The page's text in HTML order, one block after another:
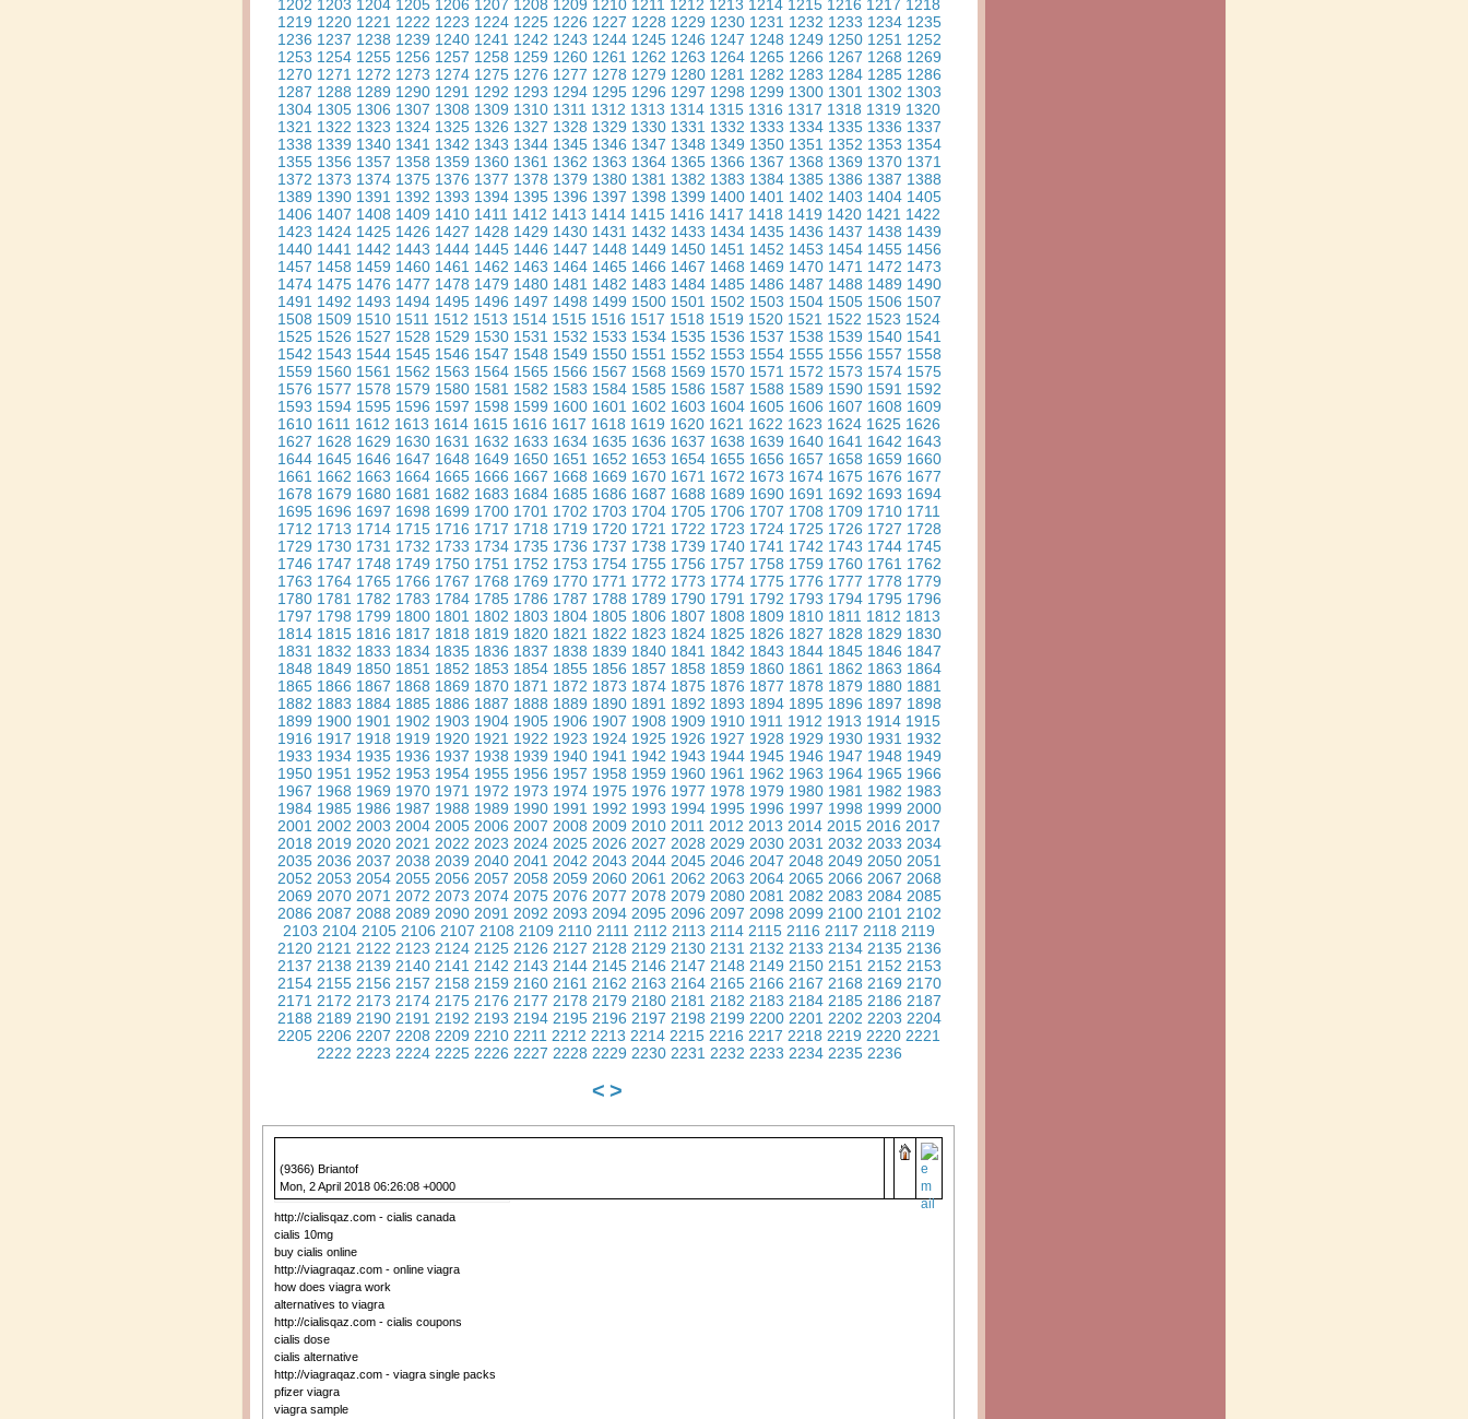
1202 1203 1204 1205 1206 1207 1208 1209 1210 1211 1212 1213 1214 1215 1216 1217 1218
1219 1220 1221 1222 1223 1224 1225 1226 1227 1228 1229 1230 1231 1232 1233 1234 1235
1236 1237 1238 1239 1240 1241 1242 1243 1244 1245 1246 1247 1248 1249 1250 1251 1252
1253 1254 1255 1256 1257 1258 1259 1260 1261 1262 1263 1264 1265 1266 1267 1268 1269
1270 1271 1272 1273 1274 1275 1276 1277 1278 1279 1280 1281 1282 1283 1284 1285 1286
1287 1288 1289 1290 1291 1292 1293 1294 1295 1296 1297 1298 1299 1300 1301 1302 1303
1304 1305 1306 1307 1308 1309 1310 1311 1312 1313 1314 1315 1316 1317 1318 1319 1320
1321 1322 1323 1324 1325 1326 1327 1328 1329 1330 1331 1332 1333 1334 1335 1336 1337
1338 1339 1340 1341 1342 1343 1344 1345 1346 1347 1348 1349 1350 1351 1352 1353 1354
1355 1356 1357 1358 1359 1360 1361 1362 1363 1364 1365 1366 1367 1368 1369 1370 1371
1372 1373 1374 1375 1376 1377 1378 1379 1380 1381 1382 1383 1384 1385 1386 1387 1388
1389 1390 1391 1392 1393 1394 1395 1396 1397 1398 1399 1400 1401 1402 1403 1404 1405
1406 1407 1408 1409 1410 1411 1412 1413 1414 1415 1416 1417 1418 1419 1420 1421 1422
1423 1424 1425 1426 1427 1428 1429 1430 1431 1432 1433 1434 1435 1436 1437 1438 1439
1440 1441 1442 1443 1444 1445 1446 1447 1448 1449 1450 1451 1452 1453 1454 1455 1456
1457 1458 1459 1460 1461 1462 1463 1464 1465 1466 1467 1468 1469 1470 1471 1472 1473
1474 1475 1476 1477 1478 1479 1480 1481 1482 1483 1484 1485 1486 1487 1488 1489 1490
1491 1492 1493 1494 1495 1496 1497 1498 1499 1500 1501 1502 1503 1504 1505 1506 1507
1508 1509 1510 1511 1512 1513 1514 1515 1516 1517 1518 1519 1520 1521 1522 1523 1524
1525 1526 1527 1528 1529 1530 1531 1532 1533 1534 1535 1536 1537 1538 1539 1540 1541
1542 1543 1544 1545 1546 1547 1548 1549 1550 1551 1552 1553 1554 1555 1556 1557 1558
1559 1560 1561 1562 1563 1564 1565 1566 1567 1568 1569 1570 1571 1572 1573 1574 1575
1576 1577 1578 1579 1580 1581 1582 1583 1584 1585 1586 1587 1588 1589 1590 1591 1592
1593 1594 1595 1596 1597 1598 1599 1600 1601 1602 1603 1604 1605 1606 1607 1608 1609
1610 1611 1612 1613 1614 1615 1616 1617 1618 1619 1620 1621 1622 1623 1624 1625 1626
1627 1628 1629 1630 1631 1632 1633 1634 1635 1636 1637 1638 1639 1640 1641 1642 1643
1644 1645 1646 1647 1648 1649 1650 1651 1652 1653 1654 1655 1656 1657 1658 1659 1660
1661 1662 1663 1664 1665 1666 1667 1668 1669 1670 1671 1672 1673 1674 1675 1676 1677
1678 1679 1680 1681 1682 1683 1684 1685 1686 1687 1688 1689 1690 1691 1692 1693 1694
1695 1696 1697 1698 1699 1700 1701 1702 1703 1704 1705 1706 1707 1708 1709 1710 1711
1712 1713 1714 1715 1716 1717 1718 1719 1720 1721 1722 1723 1724 1725 1726 1727 1728
1729 1730 1731 1732 1733 1734 1735 1736 1737 1738 1739 1740 1741 1742 1743 1744 1745
1746 1747 1748 1749 1750 1751 1752 1753 1754 1755 1756 1757 1758 1759 1760 1761 1762
1763 1764 1765 1766 1767 1768 1769 1770 1771 1772 1773 1774 1775 1776 1777 1778 1779
1780 1781 1782 1783 1784 1785 1786 1787 1788 1789 1790 1791 1792 1793 1794 1795 1796
1797 1798 1799 1800 1801 1802 1803 1804 1805 1806 1807 1808 1809 1810 1811 1812 1813
1814 1815 1816 1817 1818 1819 1820 1821 1822 1823 1824 1825 1826 1827 1828 1829 1830
1831 1832 1833 1834 1835 1836 1837 1838 1839 1840 1841 1842 1843 1844 1845 1846 1847
1848 1849 1850 1851 1852 1853 1854 1855 1856 1857 1858 1859 1860 1861 1862 1863 1864
1865 1866 1867 1868 1869 1870 1871 1872 1873 1874 1875 1876 1877 1878 1879 1880 1881
1882 1883 1884 1885 1886 1887 1888 1889 1890 1891 1892 1893 1894 1895 1896 1897 1898
1899 1900 1901 1902 1903 1904 1905 1906 1907 1908 1909 1910 1911 1912 1913 1914 1915
1916 1917 1918 1919 1920 1921 1922 1923 1924 1925 1926 1927 1928 1929 1930 1931 1932
1933 1934 1935 1936 1937 1938 1939 1940 1941 1942 1943 1944 1945 1946 1947 1948 1949
1950 1951 1952 1953 1954 1955 1956 1957 1958 1959 1960 1961 1962 1963 1964 1965 1966
1967 1968 1969 1970 1971 1972 1973 1974 1975 1976 1977 1978 1979 1980 1981 1982 1983
1984 1985 1986 1987 1988 1989 1990 1991 1992 1993 1994 1995 1996 1997 1998 1999 2000
2001 2002 2003 2004 2005 2006 2007 2008 2009 2010 2011 2012 2013 2014 2015 2016 2017
2018 2019 2020 2021 2022 2023 2024 2025 2026 2027 2028 2029 2030 2031 2032 2033 2034
2035 2036 2037 2038 2039 2040 2041 2042 2043 2044 2045 2046 2047 2048 2049 2050 2051
2052 2053 2054 2055 2056 2057 2058 2059 2060 2061 2062 2063 2064 2065 2066 2067 2068
2069 2070 2071 2072 2073 2074 2075 2076 2077 2078 2079 2080 2081 2082 2083 2084 2085
2086 2087 2088 2089 2090 2091 2092 2093 2094 2095 2096 2097 2098 2099 2100 2101 2102
2103 2104 2105 2106 2107 2108 2109 2110 2111 2112 2113 2114 2115 2116 2117 2118 2119
2120 2121 2122 2123 2124 2125 2126 2127 2128 2129 2130 2131 2132 2133 2134 2135 2136
2137 2138 2139 2140 2141 2142 2143 2144 2145 2146 2147 2148 2149 2150 2151 2152 2153
2154 2155 2156 2157 2158 2159 2160 2161 2162 2163 2164 2165 2166 2167 2168 2169 2170
2171 2172 2173 2174 2175 2176 2177 2178 2179 2180 2181 2182 2183 2184 2185 2186 2187
2188 2189 2190 2191 2192 2193 2194 2195 2196 2197 2198 2199 2200 2201 2202 2203 2204
2205 2206 2207 2208 2209 2210 2211 2212 2213 2214 2215 2216 2217 2218 2219 2220 2221
2222 2223 2224 2225 2226 2227 2228 2229 2230 2231 2232 2233 2234 2235 2236
< >
(9366) Briantof
Mon, 2 April 2018 06:26:08 +0000
http://cialisqaz.com - cialis canada
cialis 10mg
buy cialis online
http://viagraqaz.com - online viagra
how does viagra work
alternatives to viagra
http://cialisqaz.com - cialis coupons
cialis dose
cialis alternative
http://viagraqaz.com - viagra single packs
pfizer viagra
viagra sample